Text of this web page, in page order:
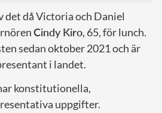
då Victoria och Daniel
Cindy Kiro, 65, för lunch.
sedan oktober 2021 och är
i landet.
konstitutionella,
uppgifter.